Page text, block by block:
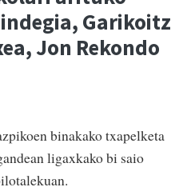
Garikoitz
Jon Rekondo
binakako txapelketa
ligaxkako bi saio